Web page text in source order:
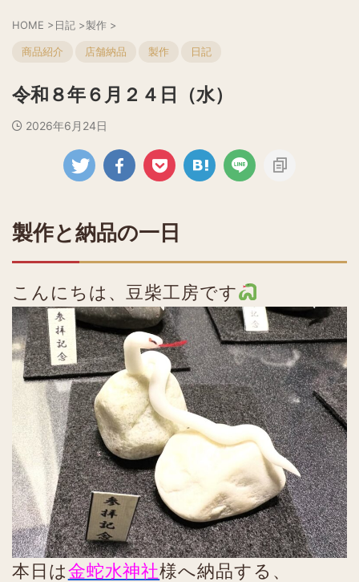
HOME >日記 >製作 >
商品紹介 店舗納品 製作 日記
令和８年６月２４日（水）
2026年6月24日
製作と納品の一日
こんにちは、豆柴工房です
本日は金蛇水神社様へ納品する、